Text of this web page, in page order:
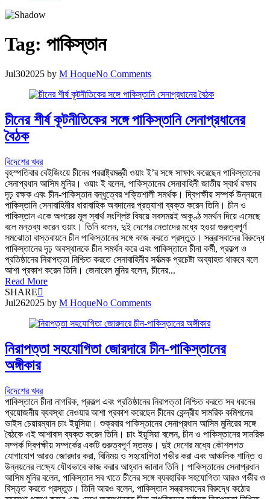
Tag: পাকিস্তান
Jul302025 by M HoqueNo Comments
চীনের শীর্ষ কূটনীতিকের সঙ্গে পাকিস্তানি সেনাপ্রধানের
বৈঠক
বিদেশের খবর
বৃহস্পতিবার বেইজিংয়ে চীনের পররাষ্ট্রমন্ত্রী ওয়াং ই’র সঙ্গে সাক্ষাৎ করেছেন পাকিস্তানের
সেনাপ্রধান আসিম মুনির। ওয়াং ই বলেন, পাকিস্তানের সেনাবাহিনী জাতীয় স্বার্থ রক্ষার
দৃঢ় রক্ষক এবং চীন-পাকিস্তান বন্ধুত্বের শক্তিশালী সমর্থক। দ্বিপক্ষীয় সম্পর্ক উন্নয়নে
পাকিস্তানি সেনাবাহিনীর ধারাবাহিক অবদানের প্রত্যাশা ব্যক্ত করেন তিনি। চীন ও
পাকিস্তান একে অপরের মূল স্বার্থ সংশ্লিষ্ট বিষয়ে সবসময়ই অকুণ্ঠ সমর্থন দিয়ে এসেছে
বলে মন্তব্য করেন ওয়াং। তিনি বলেন, দুই দেশের নেতাদের মধ্যে হওয়া গুরুত্বপূর্ণ
সমঝোতা বাস্তবায়নে চীন পাকিস্তানের সঙ্গে কাজ করতে প্রস্তুত। সন্ত্রাসবাদের বিরুদ্ধে
পাকিস্তানের দৃঢ় অবস্থানকে চীন সমর্থন করে এবং পাকিস্তানে চীনা কর্মী, প্রকল্প ও
প্রতিষ্ঠানের নিরাপত্তা নিশ্চিত করতে সেনাবাহিনীর সর্বাত্মক প্রচেষ্টা অব্যাহত থাকবে বলে
আশা প্রকাশ করেন তিনি। জেনারেল মুনির বলেন, চীনের...
Read More
SHARE
Jul262025 by M HoqueNo Comments
নিরাপত্তা সহযোগিতা জোরদারে চীন-পাকিস্তানের
অঙ্গীকার
বিদেশের খবর
পাকিস্তানে চীনা নাগরিক, প্রকল্প এবং প্রতিষ্ঠানের নিরাপত্তা নিশ্চিত করতে সব ধরনের
প্রয়োজনীয় ব্যবস্থা নেওয়ার আশা প্রকাশ করেছেন চীনের কেন্দ্রীয় সামরিক কমিশনের
ভাইস চেয়ারম্যান চাং ইয়ুসিয়া। শুক্রবার পাকিস্তানের সেনাপ্রধান আসিম মুনিরের সঙ্গে
বৈঠকে এই আশাবাদ ব্যক্ত করেন তিনি। চাং ইয়ুসিয়া বলেন, চীন ও পাকিস্তানের সামরিক
সম্পর্ক দ্বিপক্ষীয় সম্পর্কের একটি গুরুত্বপূর্ণ স্তম্ভ। দুই দেশের মধ্যে কৌশলগত
যোগাযোগ আরও জোরদার করা, বিনিময় ও সহযোগিতা গভীর করা এবং আঞ্চলিক শান্তি ও
উন্নয়নের লক্ষ্যে যৌথভাবে কাজ করার আহ্বান জানান তিনি। পাকিস্তানের সেনাপ্রধান
আসিম মুনির বলেন, পাকিস্তান সব খাতে চীনের সঙ্গে ব্যবহারিক সহযোগিতা আরও গভীর ও
বিস্তৃত করতে প্রস্তুত। তিনি আরও বলেন, পাকিস্তান সন্ত্রাসবাদের বিরুদ্ধে কঠোর